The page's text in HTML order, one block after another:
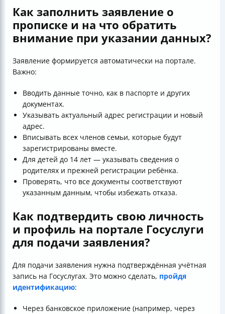
Как заполнить заявление о
прописке и на что обратить
внимание при указании данных?
Заявление формируется автоматически на портале.
Важно:
Вводить данные точно, как в паспорте и других
документах.
Указывать актуальный адрес регистрации и новый
адрес.
Вписывать всех членов семьи, которые будут
зарегистрированы вместе.
Для детей до 14 лет — указывать сведения о
родителях и прежней регистрации ребёнка.
Проверять, что все документы соответствуют
указанным данным, чтобы избежать отказа.
Как подтвердить свою личность
и профиль на портале Госуслуги
для подачи заявления?
Для подачи заявления нужна подтверждённая учётная
запись на Госуслугах. Это можно сделать, пройдя
идентификацию:
Через банковское приложение (например, через